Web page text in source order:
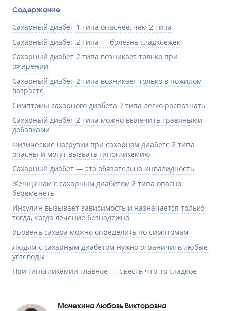
Содержание
Сахарный диабет 1 типа опаснее, чем 2 типа
Сахарный диабет 2 типа — болезнь сладкоежек
Сахарный диабет 2 типа возникает только при
ожирении
Сахарный диабет 2 типа возникает только в пожилом
возрасте
Симптомы сахарного диабета 2 типа легко распознать
Сахарный диабет 2 типа можно вылечить травяными
добавками
Физические нагрузки при сахарном диабете 2 типа
опасны и могут вызвать гипогликемию
Сахарный диабет — это обязательно инвалидность
Женщинам с сахарным диабетом 2 типа опасно
беременеть
Инсулин вызывает зависимость и назначается только
тогда, когда лечение безнадежно
Уровень сахара можно определить по симптомам
Людям с сахарным диабетом нужно ограничить любые
углеводы
При гипогликемии главное — съесть что-то сладкое
Мачехина Любовь Викторовна